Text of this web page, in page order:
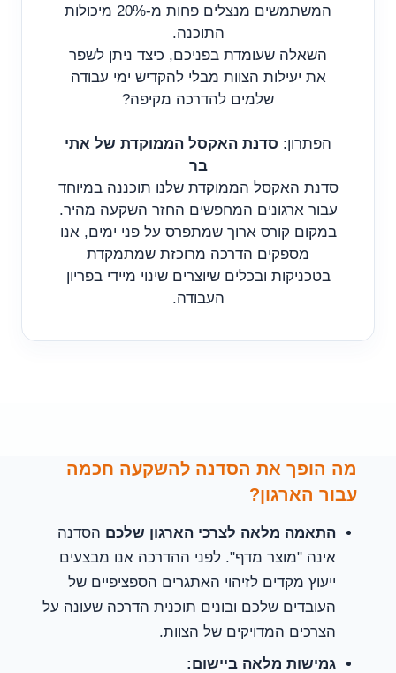
המשתמשים מנצלים פחות מ-20% מיכולות
התוכנה.
השאלה שעומדת בפניכם, כיצד ניתן לשפר
את יעילות הצוות מבלי להקדיש ימי עבודה
שלמים להדרכה מקיפה?
הפתרון: סדנת האקסל הממוקדת של אתי
בר
סדנת האקסל הממוקדת שלנו תוכננה במיוחד
עבור ארגונים המחפשים החזר השקעה מהיר.
במקום קורס ארוך שמתפרס על פני ימים, אנו
מספקים הדרכה מרוכזת שמתמקדת
בטכניקות ובכלים שיוצרים שינוי מיידי בפריון
העבודה.
מה הופך את הסדנה להשקעה חכמה
עבור הארגון?
התאמה מלאה לצרכי הארגון שלכם הסדנה
אינה "מוצר מדף". לפני ההדרכה אנו מבצעים
ייעוץ מקדים לזיהוי האתגרים הספציפיים של
העובדים שלכם ובונים תוכנית הדרכה שעונה על
הצרכים המדויקים של הצוות.
גמישות מלאה ביישום: